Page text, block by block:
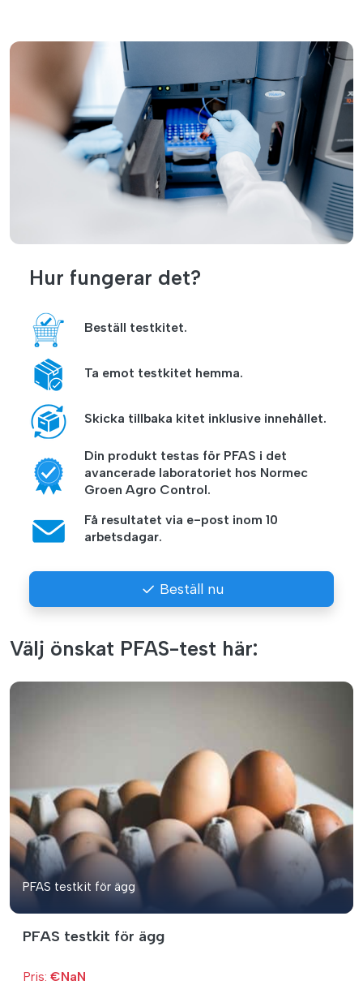
Hur fungerar det?
Beställ testkitet.
Ta emot testkitet hemma.
Skicka tillbaka kitet inklusive innehållet.
Din produkt testas för PFAS i det
avancerade laboratoriet hos Normec
Groen Agro Control.
Få resultatet via e-post inom 10
arbetsdagar.
Beställ nu
Välj önskat PFAS-test här:
PFAS testkit för ägg
PFAS testkit för ägg
Pris: €NaN